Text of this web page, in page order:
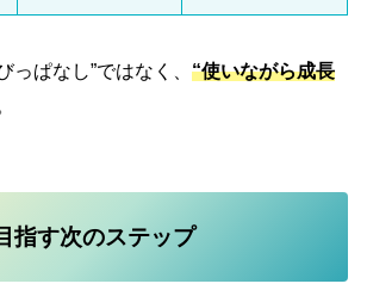
っぱなし”ではなく、 “使いながら成長
指す次のステップ